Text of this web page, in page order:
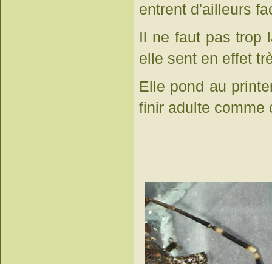
entrent d'ailleurs
Il ne faut pas trop
elle sent en effet
Elle pond au
finir adulte comme